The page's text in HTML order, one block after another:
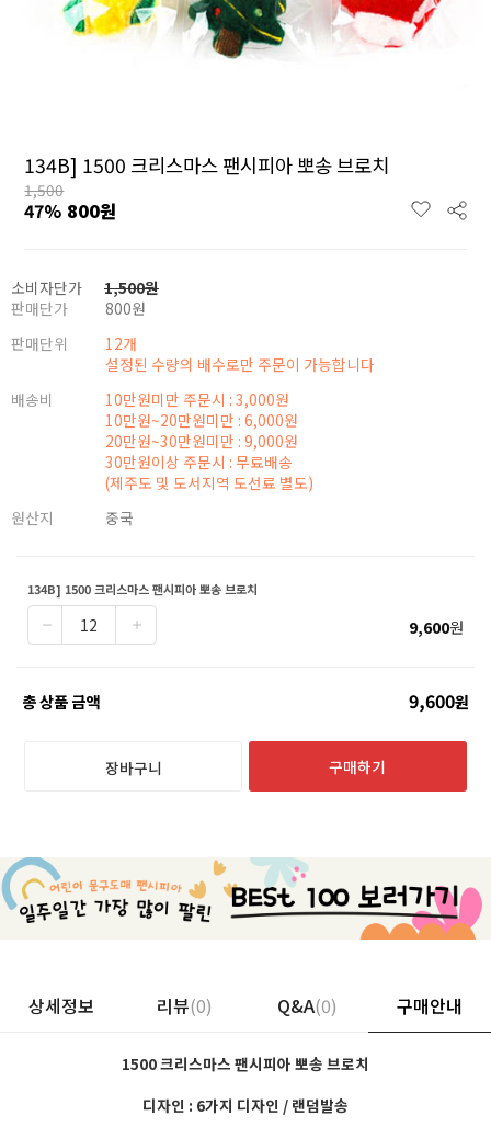
134B] 1500 크리스마스 팬시피아 뽀송 브로치
1,500
47% 800원
소비자단가 1,500원
판매단가
800원
판매단위
12개
설정된 수량의 배수로만 주문이 가능합니다
배송비
10만원미만 주문시 : 3,000원
10만원~20만원미만 : 6,000원
20만원~30만원미만 : 9,000원
30만원이상 주문시 : 무료배송
(제주도 및 도서지역 도선료 별도)
원산지
중국
134B] 1500 크리스마스 팬시피아 뽀송 브로치
9,600원
총 상품 금액 9,600원
장바구니 구매하기
상세정보 리뷰(0) Q&A(0) 구매안내
1500 크리스마스 팬시피아 뽀송 브로치
디자인 : 6가지 디자인 / 랜덤발송